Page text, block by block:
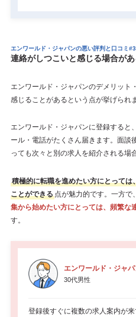
エンワールド・ジャパンの悪い評判と口コミ
連絡がしつこいと感じる場合があ
エンワールド・ジャパンのデメリット
感じることがあるという点が挙げられま
エンワールド・ジャパンに登録すると
ール・電話がたくさん届きます。面談
っても次々と別の求人を紹介される場
積極的に転職を進めたい方にとって
ことができる 点が魅力的です。一方で、
集から始めたい方にとっては、頻繁な
す。
エンワールド・ジャ
30代男性
登録後すぐに複数の求人案内が